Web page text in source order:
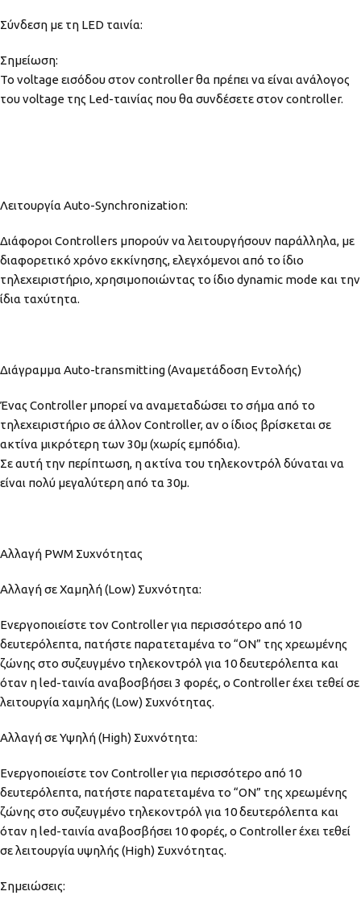
Σύνδεση με τη LED ταινία:
Σημείωση:
Το voltage εισόδου στον controller θα πρέπει να είναι ανάλογος
του voltage της Led-ταινίας που θα συνδέσετε στον controller.
Λειτουργία Auto-Synchronization:
Διάφοροι Controllers μπορούν να λειτουργήσουν παράλληλα, με
διαφορετικό χρόνο εκκίνησης, ελεγχόμενοι από το ίδιο
τηλεχειριστήριο, χρησιμοποιώντας το ίδιο dynamic mode και την
ίδια ταχύτητα.
Διάγραμμα Auto-transmitting (Αναμετάδοση Εντολής)
Ένας Controller μπορεί να αναμεταδώσει το σήμα από το
τηλεχειριστήριο σε άλλον Controller, αν ο ίδιος βρίσκεται σε
ακτίνα μικρότερη των 30μ (χωρίς εμπόδια).
Σε αυτή την περίπτωση, η ακτίνα του τηλεκοντρόλ δύναται να
είναι πολύ μεγαλύτερη από τα 30μ.
Αλλαγή PWM Συχνότητας
Αλλαγή σε Χαμηλή (Low) Συχνότητα:
Ενεργοποιείστε τον Controller για περισσότερο από 10
δευτερόλεπτα, πατήστε παρατεταμένα το “ON” της χρεωμένης
ζώνης στο συζευγμένο τηλεκοντρόλ για 10 δευτερόλεπτα και
όταν η led-ταινία αναβοσβήσει 3 φορές, ο Controller έχει τεθεί σε
λειτουργία χαμηλής (Low) Συχνότητας.
Αλλαγή σε Υψηλή (High) Συχνότητα:
Ενεργοποιείστε τον Controller για περισσότερο από 10
δευτερόλεπτα, πατήστε παρατεταμένα το “ON” της χρεωμένης
ζώνης στο συζευγμένο τηλεκοντρόλ για 10 δευτερόλεπτα και
όταν η led-ταινία αναβοσβήσει 10 φορές, ο Controller έχει τεθεί
σε λειτουργία υψηλής (High) Συχνότητας.
Σημειώσεις: